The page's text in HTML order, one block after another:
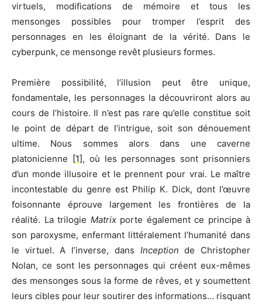
virtuels, modifications de mémoire et tous les
mensonges possibles pour tromper l’esprit des
personnages en les éloignant de la vérité. Dans le
cyberpunk, ce mensonge revêt plusieurs formes.
Première possibilité, l’illusion peut être unique,
fondamentale, les personnages la découvriront alors au
cours de l’histoire. Il n’est pas rare qu’elle constitue soit
le point de départ de l’intrigue, soit son dénouement
ultime. Nous sommes alors dans une caverne
platonicienne
[1], où les personnages sont prisonniers
d’un monde illusoire et le prennent pour vrai. Le maître
incontestable du genre est Philip K. Dick, dont l’œuvre
foisonnante éprouve largement les frontières de la
réalité. La trilogie Matrix porte également ce principe à
son paroxysme, enfermant littéralement l’humanité dans
le virtuel. A l’inverse, dans Inceptionde Christopher
Nolan, ce sont les personnages qui créent eux-mêmes
des mensonges sous la forme de rêves, et y soumettent
leurs cibles pour leur soutirer des informations… risquant